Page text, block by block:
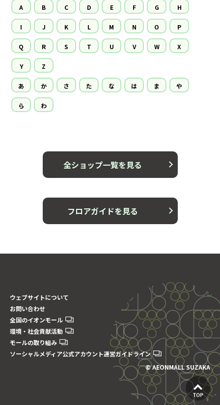
A B C D E F G H
I J K L M N O P
Q R S T U V W X
Y Z
あ か さ た な は ま や
ら わ
全ショップ一覧を見る
フロアガイドを見る
ウェブサイトについて
お問い合わせ
全国のイオンモール
環境・社会貢献活動
モールの取り組み
ソーシャルメディア公式アカウント運営ガイドライン
© AEONMALL SUZAKA